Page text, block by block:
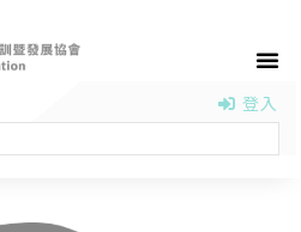
登入